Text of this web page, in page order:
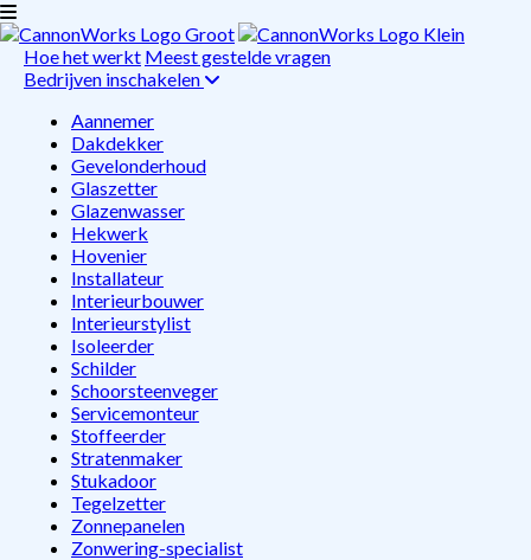
Hoe het werkt Meest gestelde vragen
Bedrijven inschakelen
Aannemer
Dakdekker
Gevelonderhoud
Glaszetter
Glazenwasser
Hekwerk
Hovenier
Installateur
Interieurbouwer
Interieurstylist
Isoleerder
Schilder
Schoorsteenveger
Servicemonteur
Stoffeerder
Stratenmaker
Stukadoor
Tegelzetter
Zonnepanelen
Zonwering-specialist